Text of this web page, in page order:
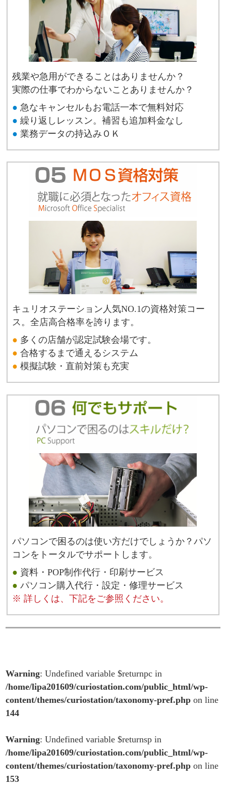
残業や急用ができることはありませんか？
実際の仕事でわからないことありませんか？
● 急なキャンセルもお電話一本で無料対応
● 繰り返しレッスン。補習も追加料金なし
● 業務データの持込みＯＫ
キュリオステーション人気NO.1の資格対策コー
ス。全店高合格率を誇ります。
● 多くの店舗が認定試験会場です。
● 合格するまで通えるシステム
● 模擬試験・直前対策も充実
パソコンで困るのは使い方だけでしょうか？パソ
コンをトータルでサポートします。
● 資料・POP制作代行・印刷サービス
● パソコン購入代行・設定・修理サービス
※ 詳しくは、下記をご参照ください。
Warning: Undefined variable $returnpc in
/home/lipa201609/curiostation.com/public_html/wp-
content/themes/curiostation/taxonomy-pref.php on line
144
Warning: Undefined variable $returnsp in
/home/lipa201609/curiostation.com/public_html/wp-
content/themes/curiostation/taxonomy-pref.php on line
153